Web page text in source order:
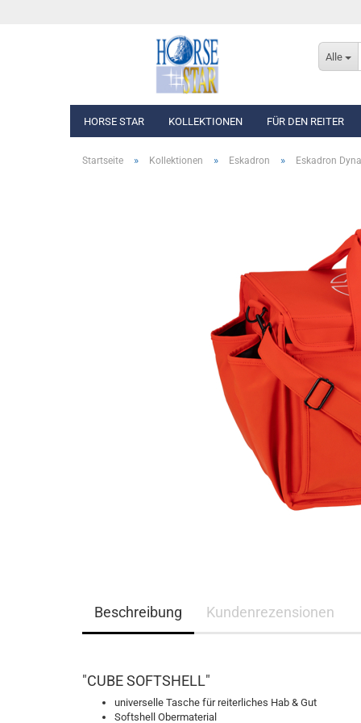
Alle
HORSE STAR KOLLEKTIONEN
Eskadron Platinum Edition 2025/2026
Eskadron Classic - Spring/Summer 2025
Eskadron Heritage 2024/2025
Eskadron Platinum Limited Edition 2024
Eskadron Classic - Spring/Summer 2024
Eskadron Heritage 2023/2024
Eskadron Platinum Limited Edition 2023
Eskadron Platinum PURE S/S 2023
Eskadron Essence H/W 2022
Eskadron Heritage 21/22
Eskadron Platinum 22/23
Eskadron Classic Sports S/S 22
Samshield Handschuhe
Samshield F/S 2025
Samshield H/W 2025
Samshield H/W 2023
FÜR DEN REITER
Ganzjahres
Winter Reithandschuhe
Startseite » Kollektionen » Eskadron » Eskadron
Beschreibung Kundenrezensionen
"CUBE SOFTSHELL"
universelle Tasche für reiterliches Hab & Gut
Softshell Obermaterial